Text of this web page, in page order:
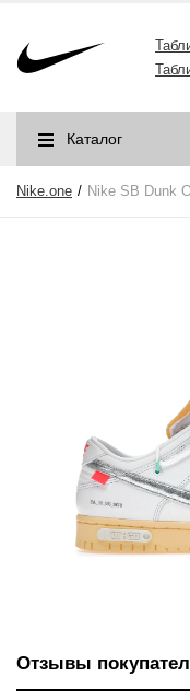
Каталог
Nike.one Nike SB Dunk
Отзывы